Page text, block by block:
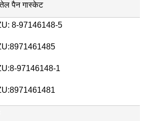
पैन गास्केट
8-97146148-5
8971461485
8-97146148-1
8971461481